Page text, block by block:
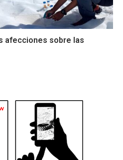
afecciones sobre las